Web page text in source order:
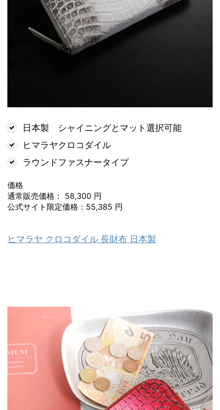
日本製 シャイニングとマット選択可能
ヒマラヤクロコダイル
ラウンドファスナータイプ
価格
通常販売価格： 58,300 円
公式サイト限定価格：55,385 円
ヒマラヤ クロコダイル 長財布 日本製